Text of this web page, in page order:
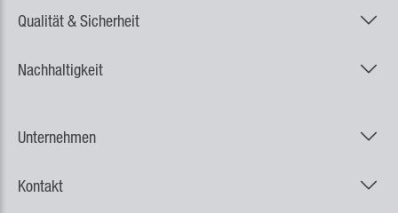
Qualität & Sicherheit
Nachhaltigkeit
Unternehmen
Kontakt